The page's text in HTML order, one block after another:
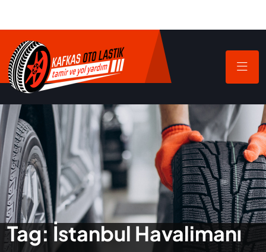
Tag: İstanbul Havalimanı